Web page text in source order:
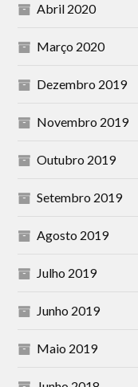
Abril 2020
Março 2020
Dezembro 2019
Novembro 2019
Outubro 2019
Setembro 2019
Agosto 2019
Julho 2019
Junho 2019
Maio 2019